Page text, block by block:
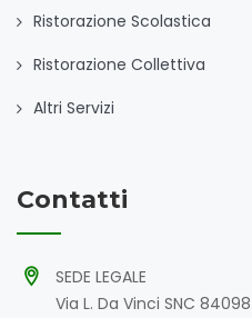
Ristorazione Scolastica
Ristorazione Collettiva
Altri Servizi
Contatti
SEDE LEGALE
Via L. Da Vinci SNC 84098